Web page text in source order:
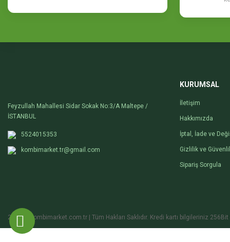
Feyzullah Mahallesi Sidar Sokak No:3/A Maltepe /
İSTANBUL
5524015353
kombimarket.tr@gmail.com
KURUMSAL
İletişim
Hakkımızda
İptal, İade ve
Gizlilik ve
Sipariş Sorgula
2020 © kombimarket.com.tr | Tüm Hakları Saklıdır. Kredi kartı bilgileriniz